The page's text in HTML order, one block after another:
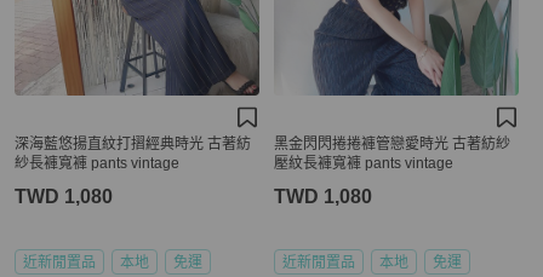
深海藍悠揚直紋打摺經典時光 古著紡
紗長褲寬褲 pants vintage
TWD 1,080
近新閒置品 本地 免運
黑金閃閃捲捲褲管戀愛時光 古著紡紗
壓紋長褲寬褲 pants vintage
TWD 1,080
近新閒置品 本地 免運